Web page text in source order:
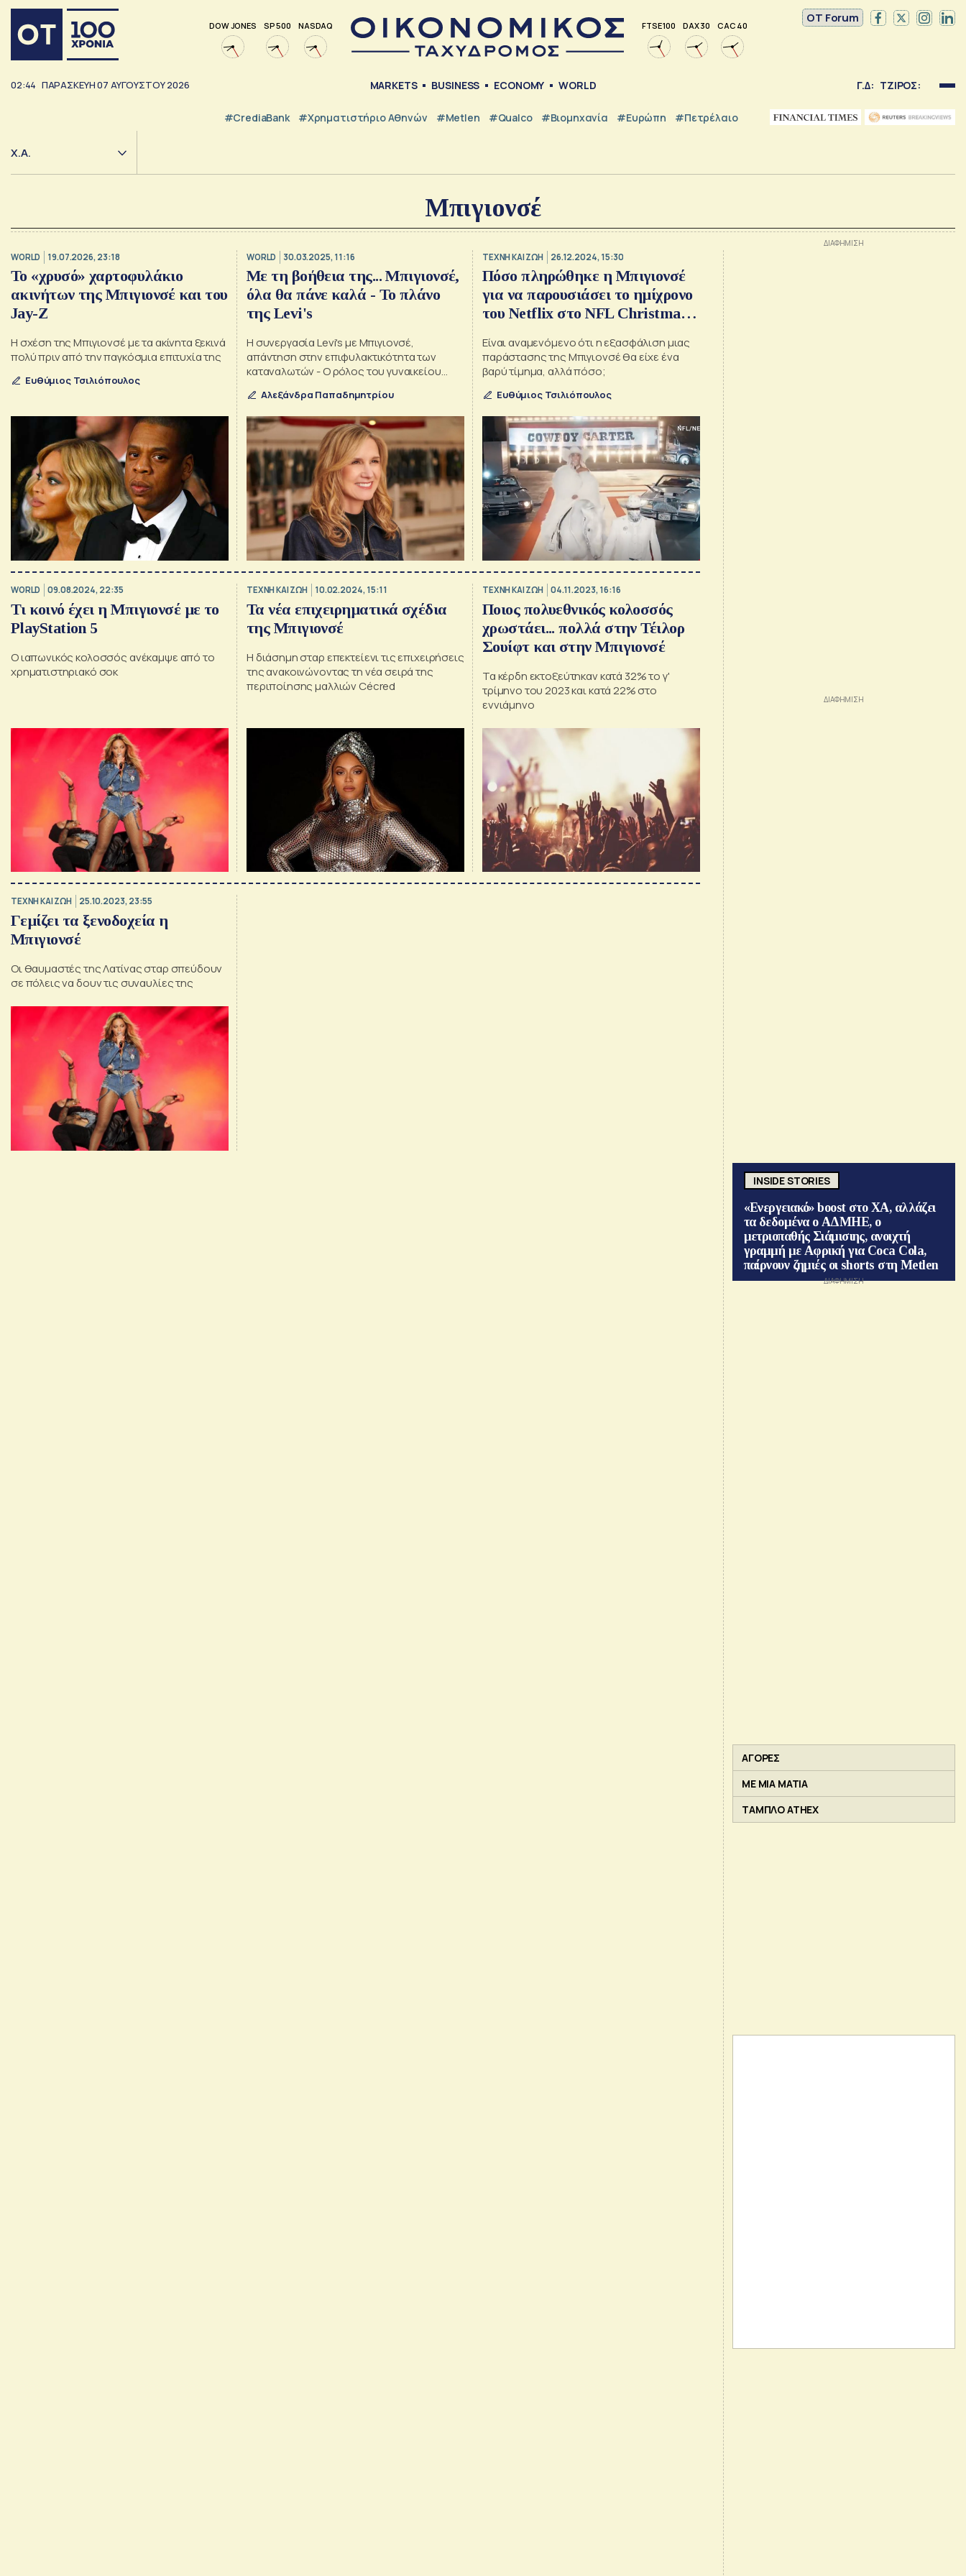
DOW JONES SP 500 NASDAQ FTSE 100 DAX 30 CAC 40
OT Forum
02:44 ΠΑΡΑΣΚΕΥΗ07 ΑΥΓΟΥΣΤΟΥ2026 MARKETS BUSINESS ECONOMY WORLD Γ.Δ: ΤΖΙΡΟΣ:
#CrediaBank #Χρηματιστήριο Αθηνών #metlen #Qualco #Βιομηχανία #Ευρώπη #Πετρέλαιο
Χ.Α.
Μπιγιονσέ
WORLD 19.07.2026, 23:18
Το «χρυσό» χαρτοφυλάκιο
ακινήτων της Μπιγιονσέ και του
Jay-Z
Η σχέση της Μπιγιονσέ με τα ακίνητα ξεκινά
πολύ πριν από την παγκόσμια επιτυχία της
Ευθύμιος Τσιλιόπουλος
WORLD 30.03.2025, 11:16
Με τη βοήθεια της... Μπιγιονσέ,
όλα θα πάνε καλά - Το πλάνο
της Levi's
Η συνεργασία Levi's με Μπιγιονσέ,
απάντηση στην επιφυλακτικότητα των
καταναλωτών - Ο ρόλος του γυναικείου
Αλεξάνδρα Παπαδημητρίου
TΕΧΝΗ ΚΑΙ ΖΩΗ 26.12.2024, 15:30
Πόσο πληρώθηκε η Μπιγιονσέ
για να παρουσιάσει το ημίχρονο
του Netflix στο NFL Christmas
Είναι αναμενόμενο ότι η εξασφάλιση μιας
παράστασης της Μπιγιονσέ θα είχε ένα
βαρύ τίμημα, αλλά πόσο;
Ευθύμιος Τσιλιόπουλος
WORLD 09.08.2024, 22:35
Τι κοινό έχει η Μπιγιονσέ με το
PlayStation 5
Ο ιαπωνικός κολοσσός ανέκαμψε από το
χρηματιστηριακό σοκ
TΕΧΝΗ ΚΑΙ ΖΩΗ 10.02.2024, 15:11
Τα νέα επιχειρηματικά σχέδια
της Μπιγιονσέ
Η διάσημη σταρ επεκτείενι τις επιχειρήσεις
της ανακοινώνοντας τη νέα σειρά της
περιποίησης μαλλιών Cécred
TΕΧΝΗ ΚΑΙ ΖΩΗ 04.11.2023, 16:16
Ποιος πολυεθνικός κολοσσός
χρωστάει... πολλά στην Τέιλορ
Σουίφτ και στην Μπιγιονσέ
Τα κέρδη εκτοξεύτηκαν κατά 32% το γ'
τρίμηνο του 2023 και κατά 22% στο
εννιάμηνο
TΕΧΝΗ ΚΑΙ ΖΩΗ 25.10.2023, 23:55
Γεμίζει τα ξενοδοχεία η
Μπιγιονσέ
Οι θαυμαστές της Λατίνας σταρ σπεύδουν
σε πόλεις να δουν τις συναυλίες της
INSIDE STORIES
«Ενεργειακό» boost στο ΧΑ, αλλάζει
τα δεδομένα ο ΑΔΜΗΕ, ο
μετριοπαθής Σιάμισιης, ανοιχτή
γραμμή με Αφρική για Coca Cola,
παίρνουν ζημιές οι shorts στη Metlen
ΑΓΟΡΕΣ
ΜΕ ΜΙΑ ΜΑΤΙΑ
ΤΑΜΠΛΟ ATHEX